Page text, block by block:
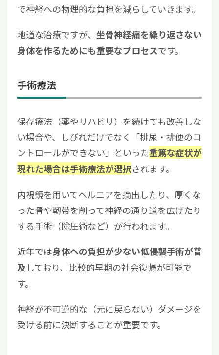
で神経への物理的な負担を減らしていきます。
地道な治療ですが、 坐骨神経痛を繰り返さない
身体を作るためにも重要なプロセスです。
手術療法
保存療法（薬やリハビリ）を続けても改善しな
い場合や、しびれだけでなく「排尿・排便のコ
ントロールができない」といった重篤な症状が
現れた場合は手術療法が選択されます。
内視鏡を用いてヘルニアを摘出したり、厚くな
った骨や靭帯を削って神経の通り道を広げたり
する手術（除圧術など）が行われます。
近年では身体への負担が少ない低侵襲手術が普
及しており、比較的早期の社会復帰が可能で
す。
神経が不可逆的な（元に戻らない）ダメージを
受ける前に決断することが重要です。